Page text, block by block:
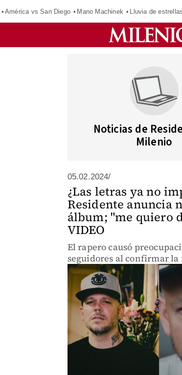
América vs San Diego Mano Machinek Lluvia de estrellas
Noticias de
Milenio
05.02.2024/
¿Las letras ya no
Residente anuncia
álbum; "me quiero
VIDEO
El rapero causó
seguidores al confirmar la